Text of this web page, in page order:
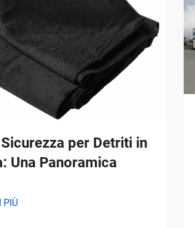
per Detriti in
Una Panoramica
PIÙ